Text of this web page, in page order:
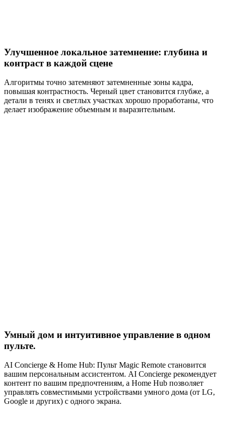
Улучшенное локальное затемнение: глубина и
контраст в каждой сцене
Алгоритмы точно затемняют затемненные зоны кадра,
повышая контрастность. Черный цвет становится глубже, а
детали в тенях и светлых участках хорошо проработаны, что
делает изображение объемным и выразительным.
Умный дом и интуитивное управление в одном
пульте.
AI Concierge & Home Hub: Пульт Magic Remote становится
вашим персональным ассистентом. AI Concierge рекомендует
контент по вашим предпочтениям, а Home Hub позволяет
управлять совместимыми устройствами умного дома (от LG,
Google и других) с одного экрана.